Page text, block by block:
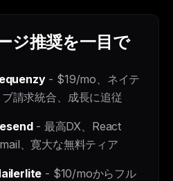
ジ推奨を一目で
- $19/mo、ネイテ
ブ請求統合、成長に追従
- 最高DX、React
、寛大な無料ティア
- $10/moからフル